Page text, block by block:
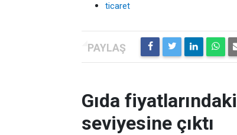
ticaret
Gıda
seviyesine çıktı